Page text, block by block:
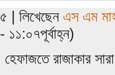
৫ | লিখেছেন এস এম
- ১১:০৭পূর্বাহ্ন)
হেফাজতে রাজাকার